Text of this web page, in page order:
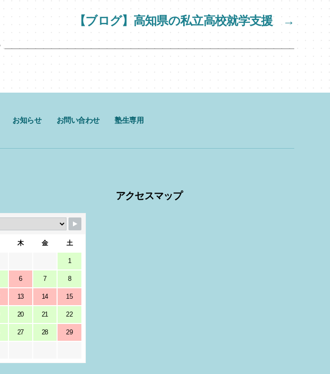
→
【ブログ】高知県の私立高校就学支援
お知らせ お問い合わせ 塾生専用
木 金 土
1
6 7 8
13 14 15
20 21 22
27 28 29
アクセスマップ